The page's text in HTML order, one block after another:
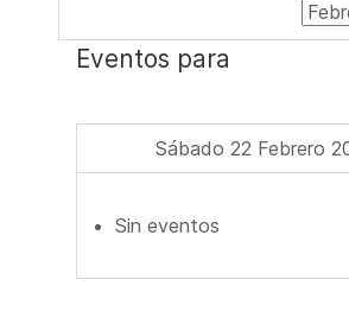
Eventos para
Sábado 22 Febrero
Sin eventos